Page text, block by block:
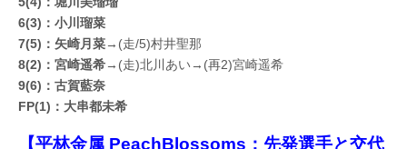
6(3)：小川瑠菜
7(5)：矢崎月菜→(走/5)村井聖那
8(2)：宮崎遥希→(走)北川あい→(再2)宮崎遥希
9(6)：古賀藍奈
FP(1)：大串都未希
【平林金属 PeachBlossoms：先発選手と交代